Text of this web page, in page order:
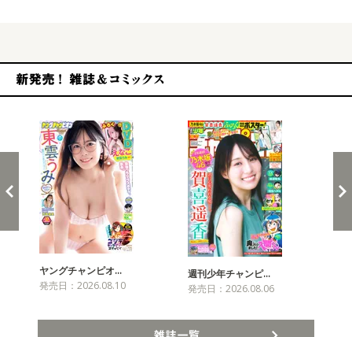
ヤングチャンピオ…
発売日：2026.08.10
週刊少年チャンピ…
発売日：2026.08.06